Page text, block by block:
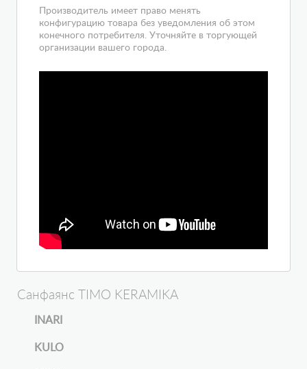
Производитель имеет право менять
конфигурацию товара без уведомления об этом
конечного потребителя. Уточняйте в торгующей
организации вашего города.
Санфаянс TIMO KERAMIKA
INARI
KULO